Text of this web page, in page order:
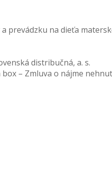
prevádzku na dieťa
distribučná, a. s.
– Zmluva o nájme